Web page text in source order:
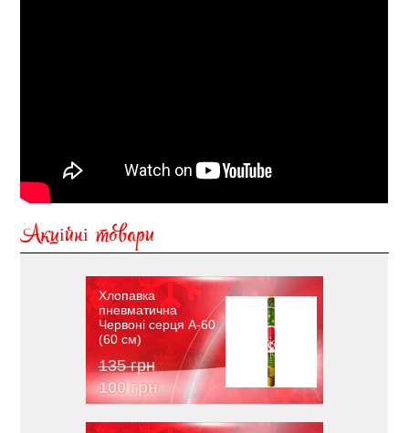
Акційні товари
Хлопавка
пневматична
Червоні серця A-60
(60 см)
135 грн
100 грн